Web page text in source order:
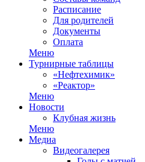
Расписание
Для родителей
Документы
Оплата
Меню
Турнирные таблицы
«Нефтехимик»
«Реактор»
Меню
Новости
Клубная жизнь
Меню
Медиа
Видеогалерея